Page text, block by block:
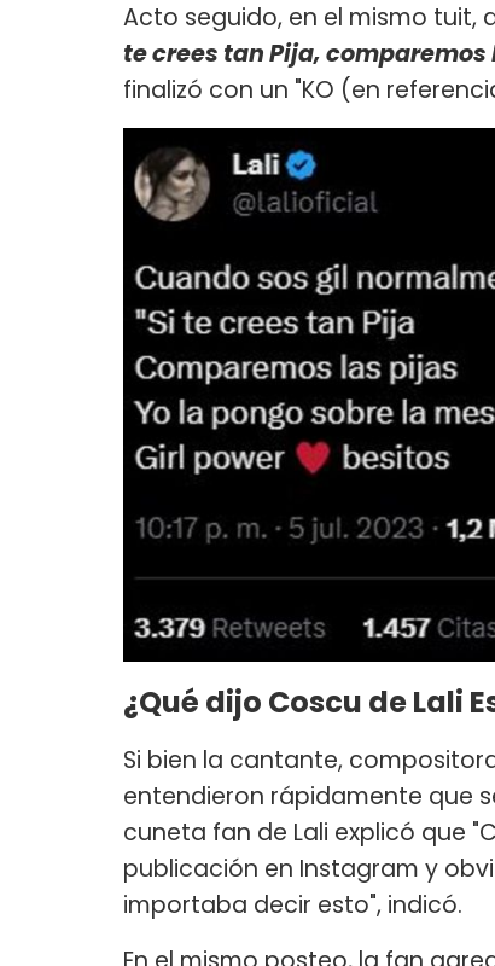
Acto seguido, en el mismo tuit,
te crees tan Pija,
finalizó con un "KO (en
¿Qué dijo Coscu de Lali
Si bien la cantante,
entendieron rápidamente que
cuneta fan de Lali explicó que
publicación en Instagram y
importaba decir esto", indicó.